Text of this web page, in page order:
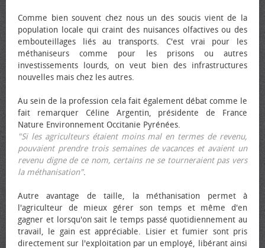
Comme bien souvent chez nous un des soucis vient de la
population locale qui craint des nuisances olfactives ou des
embouteillages liés au transports. C'est vrai pour les
méthaniseurs comme pour les prisons ou autres
investissements lourds, on veut bien des infrastructures
nouvelles mais chez les autres.
Au sein de la profession cela fait également débat comme le
fait remarquer Céline Argentin, présidente de France
Nature Environnement Occitanie Pyrénées.
"Si les agriculteurs étaient moins mal en termes de revenu,
pouvaient prendre trois semaines de vacances et avaient un
revenu digne de ce nom, certains ne se tourneraient pas vers
la méthanisation".
Autre avantage de taille, la méthanisation permet à
l'agriculteur de mieux gérer son temps et même d'en
gagner et lorsqu'on sait le temps passé quotidiennement au
travail, le gain est appréciable. Lisier et fumier sont pris
directement sur l'exploitation par un employé, libérant ainsi